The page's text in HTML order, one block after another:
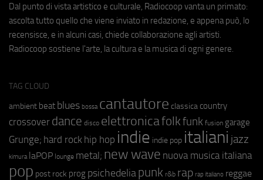
Dal punto di vista artistico e culturale, Radiocoop vanta un primato:
ascolta tutto quello che viene inviato in redazione, e appena può, lo
recensisce, e in alcuni casi, chiede collaborazione agli artisti.
Radiocoop sostiene l'arte, la cultura e la musica di ogni genere.
TAG CLOUD
ambient beat blues bossa cantautore classica country
crossover dance disco elettronicafolkfunk fusion garage
Grunge; hard rock hip hop indie indie pop italiani jazz
kimura laPOP lounge metal; new wave nuova musica italiana
pop post rock prog psichedeliapunk r&b rap rap italiano reggae